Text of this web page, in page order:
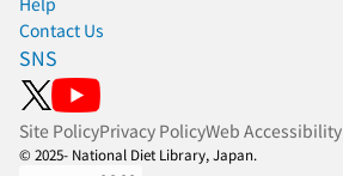
Contact Us
SNS
Site PolicyPrivacy PolicyWeb Accessibility
© 2025- National Diet Library, Japan.